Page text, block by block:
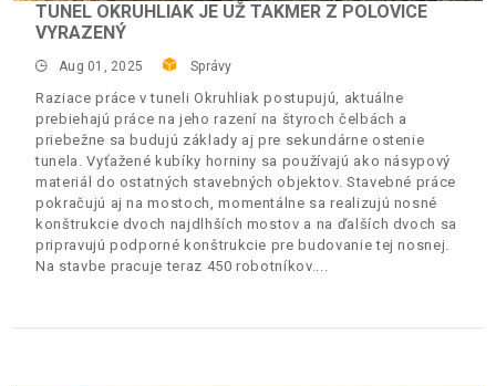
TUNEL OKRUHLIAK JE UŽ TAKMER Z POLOVICE
VYRAZENÝ
Aug 01, 2025 Správy
Raziace práce v tuneli Okruhliak postupujú, aktuálne
prebiehajú práce na jeho razení na štyroch čelbách a
priebežne sa budujú základy aj pre sekundárne ostenie
tunela. Vyťažené kubíky horniny sa používajú ako násypový
materiál do ostatných stavebných objektov. Stavebné práce
pokračujú aj na mostoch, momentálne sa realizujú nosné
konštrukcie dvoch najdlhších mostov a na ďalších dvoch sa
pripravujú podporné konštrukcie pre budovanie tej nosnej.
Na stavbe pracuje teraz 450 robotníkov.